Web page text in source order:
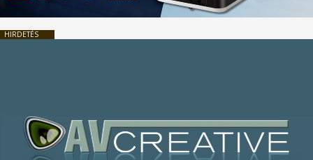
HIRDETÉS